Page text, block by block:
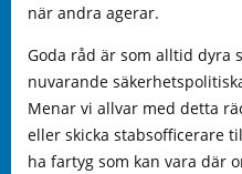
när andra agerar.
Goda råd är som alltid dyra
nuvarande
Menar vi allvar med detta
eller skicka stabsofficerare
ha fartyg som kan vara där